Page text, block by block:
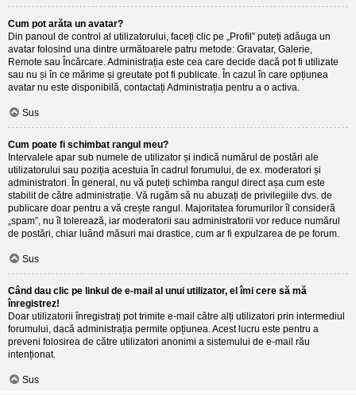
Cum pot arăta un avatar?
Din panoul de control al utilizatorului, faceți clic pe „Profil” puteți adăuga un
avatar folosind una dintre următoarele patru metode: Gravatar, Galerie,
Remote sau Încărcare. Administrația este cea care decide dacă pot fi utilizate
sau nu și în ce mărime și greutate pot fi publicate. În cazul în care opțiunea
avatar nu este disponibilă, contactați Administrația pentru a o activa.
Sus
Cum poate fi schimbat rangul meu?
Intervalele apar sub numele de utilizator și indică numărul de postări ale
utilizatorului sau poziția acestuia în cadrul forumului, de ex. moderatori și
administratori. În general, nu vă puteți schimba rangul direct așa cum este
stabilit de către administrație. Vă rugăm să nu abuzați de privilegiile dvs. de
publicare doar pentru a vă crește rangul. Majoritatea forumurilor îl consideră
„spam”, nu îl tolerează, iar moderatorii sau administratorii vor reduce numărul
de postări, chiar luând măsuri mai drastice, cum ar fi expulzarea de pe forum.
Sus
Când dau clic pe linkul de e-mail al unui utilizator, el îmi cere să mă
înregistrez!
Doar utilizatorii înregistrați pot trimite e-mail către alți utilizatori prin intermediul
forumului, dacă administrația permite opțiunea. Acest lucru este pentru a
preveni folosirea de către utilizatori anonimi a sistemului de e-mail rău
intenționat.
Sus